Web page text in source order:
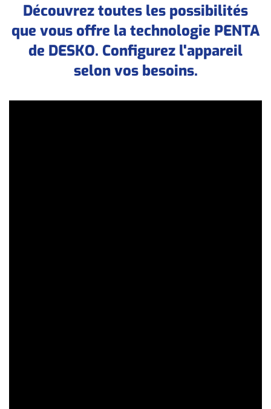
Découvrez toutes les possibilités
que vous offre la technologie PENTA
de DESKO. Configurez l'appareil
selon vos besoins.